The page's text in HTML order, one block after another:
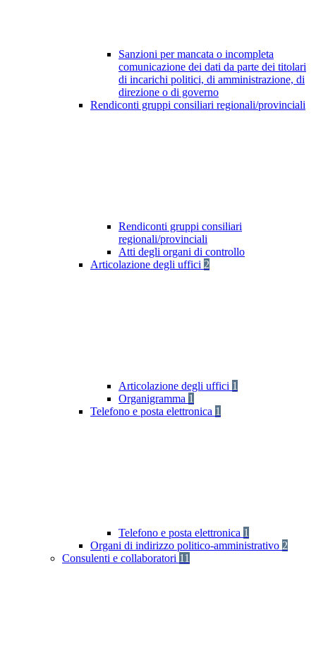
Sanzioni per mancata o incompleta
comunicazione dei dati da parte dei titolari
di incarichi politici, di amministrazione, di
direzione o di governo
Rendiconti gruppi consiliari regionali/provinciali
Rendiconti gruppi consiliari
regionali/provinciali
Atti degli organi di controllo
Articolazione degli uffici 2
Articolazione degli uffici 1
Organigramma 1
Telefono e posta elettronica 1
Telefono e posta elettronica 1
Organi di indirizzo politico-amministrativo 2
Consulenti e collaboratori 11